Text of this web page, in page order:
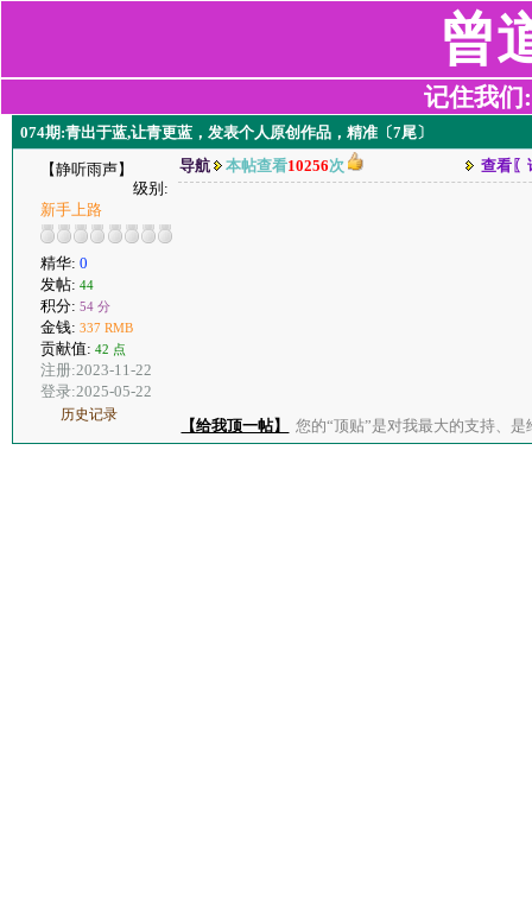
曾
记住我们
074期:青出于蓝,让青更蓝，发表个人原创作品，精准〔7尾〕
【静听雨声】
级别:
新手上路
精华: 0
发帖: 44
积分: 54 分
金钱: 337 RMB
贡献值: 42 点
注册:2023-11-22
登录:2025-05-22
历史记录
导航 本帖查看10256次 查看〖
【给我顶一帖】 您的“顶贴”是对我最大的支持、